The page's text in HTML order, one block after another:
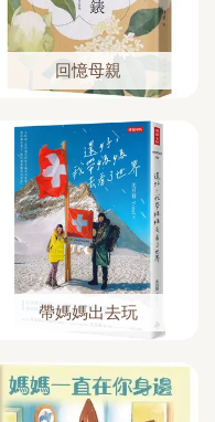
回憶母親
帶媽媽出去玩